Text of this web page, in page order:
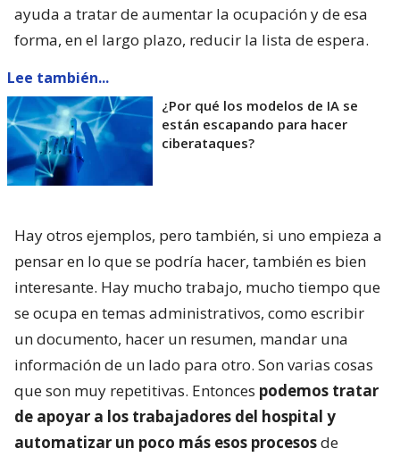
ayuda a tratar de aumentar la ocupación y de esa
forma, en el largo plazo, reducir la lista de espera.
Lee también...
¿Por qué los modelos de IA se
están escapando para hacer
ciberataques?
Hay otros ejemplos, pero también, si uno empieza a
pensar en lo que se podría hacer, también es bien
interesante. Hay mucho trabajo, mucho tiempo que
se ocupa en temas administrativos, como escribir
un documento, hacer un resumen, mandar una
información de un lado para otro. Son varias cosas
que son muy repetitivas. Entonces podemos tratar
de apoyar a los trabajadores del hospital y
automatizar un poco más esos procesosde